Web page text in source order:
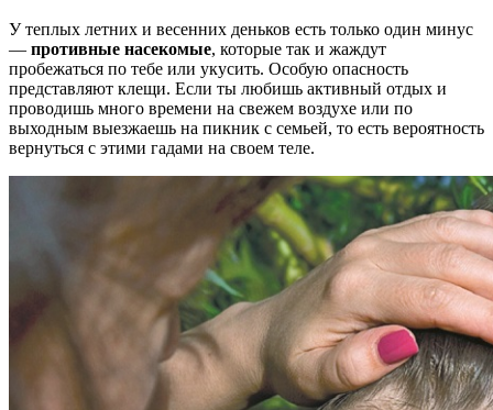
У теплых летних и весенних деньков есть только один минус
— противные насекомые, которые так и жаждут
пробежаться по тебе или укусить. Особую опасность
представляют клещи. Если ты любишь активный отдых и
проводишь много времени на свежем воздухе или по
выходным выезжаешь на пикник с семьей, то есть вероятность
вернуться с этими гадами на своем теле.